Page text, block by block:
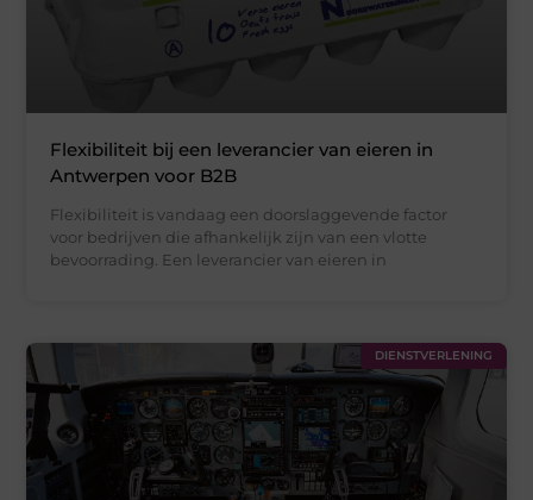
Flexibiliteit bij een leverancier van eieren in
Antwerpen voor B2B
Flexibiliteit is vandaag een doorslaggevende factor
voor bedrijven die afhankelijk zijn van een vlotte
bevoorrading. Een leverancier van eieren in
DIENSTVERLENING